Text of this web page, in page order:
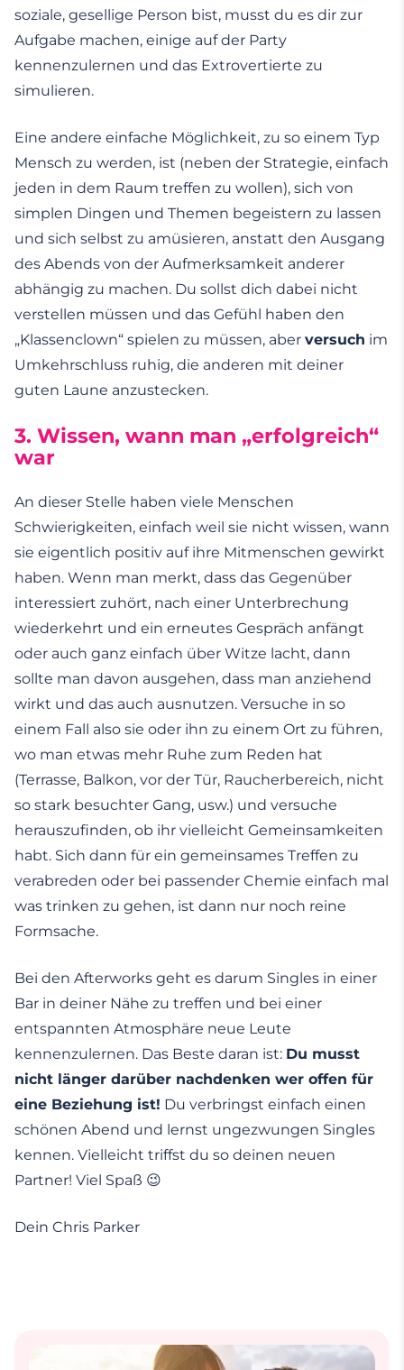
soziale, gesellige Person bist, musst du es dir zur
Aufgabe machen, einige auf der Party
kennenzulernen und das Extrovertierte zu
simulieren.
Eine andere einfache Möglichkeit, zu so einem Typ
Mensch zu werden, ist (neben der Strategie, einfach
jeden in dem Raum treffen zu wollen), sich von
simplen Dingen und Themen begeistern zu lassen
und sich selbst zu amüsieren, anstatt den Ausgang
des Abends von der Aufmerksamkeit anderer
abhängig zu machen. Du sollst dich dabei nicht
verstellen müssen und das Gefühl haben den
„Klassenclown“ spielen zu müssen, aber versuch im
Umkehrschluss ruhig, die anderen mit deiner
guten Laune anzustecken.
3. Wissen, wann man „erfolgreich“
war
An dieser Stelle haben viele Menschen
Schwierigkeiten, einfach weil sie nicht wissen, wann
sie eigentlich positiv auf ihre Mitmenschen gewirkt
haben. Wenn man merkt, dass das Gegenüber
interessiert zuhört, nach einer Unterbrechung
wiederkehrt und ein erneutes Gespräch anfängt
oder auch ganz einfach über Witze lacht, dann
sollte man davon ausgehen, dass man anziehend
wirkt und das auch ausnutzen. Versuche in so
einem Fall also sie oder ihn zu einem Ort zu führen,
wo man etwas mehr Ruhe zum Reden hat
(Terrasse, Balkon, vor der Tür, Raucherbereich, nicht
so stark besuchter Gang, usw.) und versuche
herauszufinden, ob ihr vielleicht Gemeinsamkeiten
habt. Sich dann für ein gemeinsames Treffen zu
verabreden oder bei passender Chemie einfach mal
was trinken zu gehen, ist dann nur noch reine
Formsache.
Bei den Afterworks geht es darum Singles in einer
Bar in deiner Nähe zu treffen und bei einer
entspannten Atmosphäre neue Leute
kennenzulernen. Das Beste daran ist: Du musst
nicht länger darüber nachdenken wer offen für
eine Beziehung ist! Du verbringst einfach einen
schönen Abend und lernst ungezwungen Singles
kennen. Vielleicht triffst du so deinen neuen
Partner! Viel Spaß 😉
Dein Chris Parker